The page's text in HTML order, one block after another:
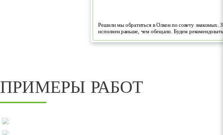
Решили мы обратиться в Олкон по совету знакомых.
исполнен раньше, чем обещали. Будем
ПРИМЕРЫ РАБОТ